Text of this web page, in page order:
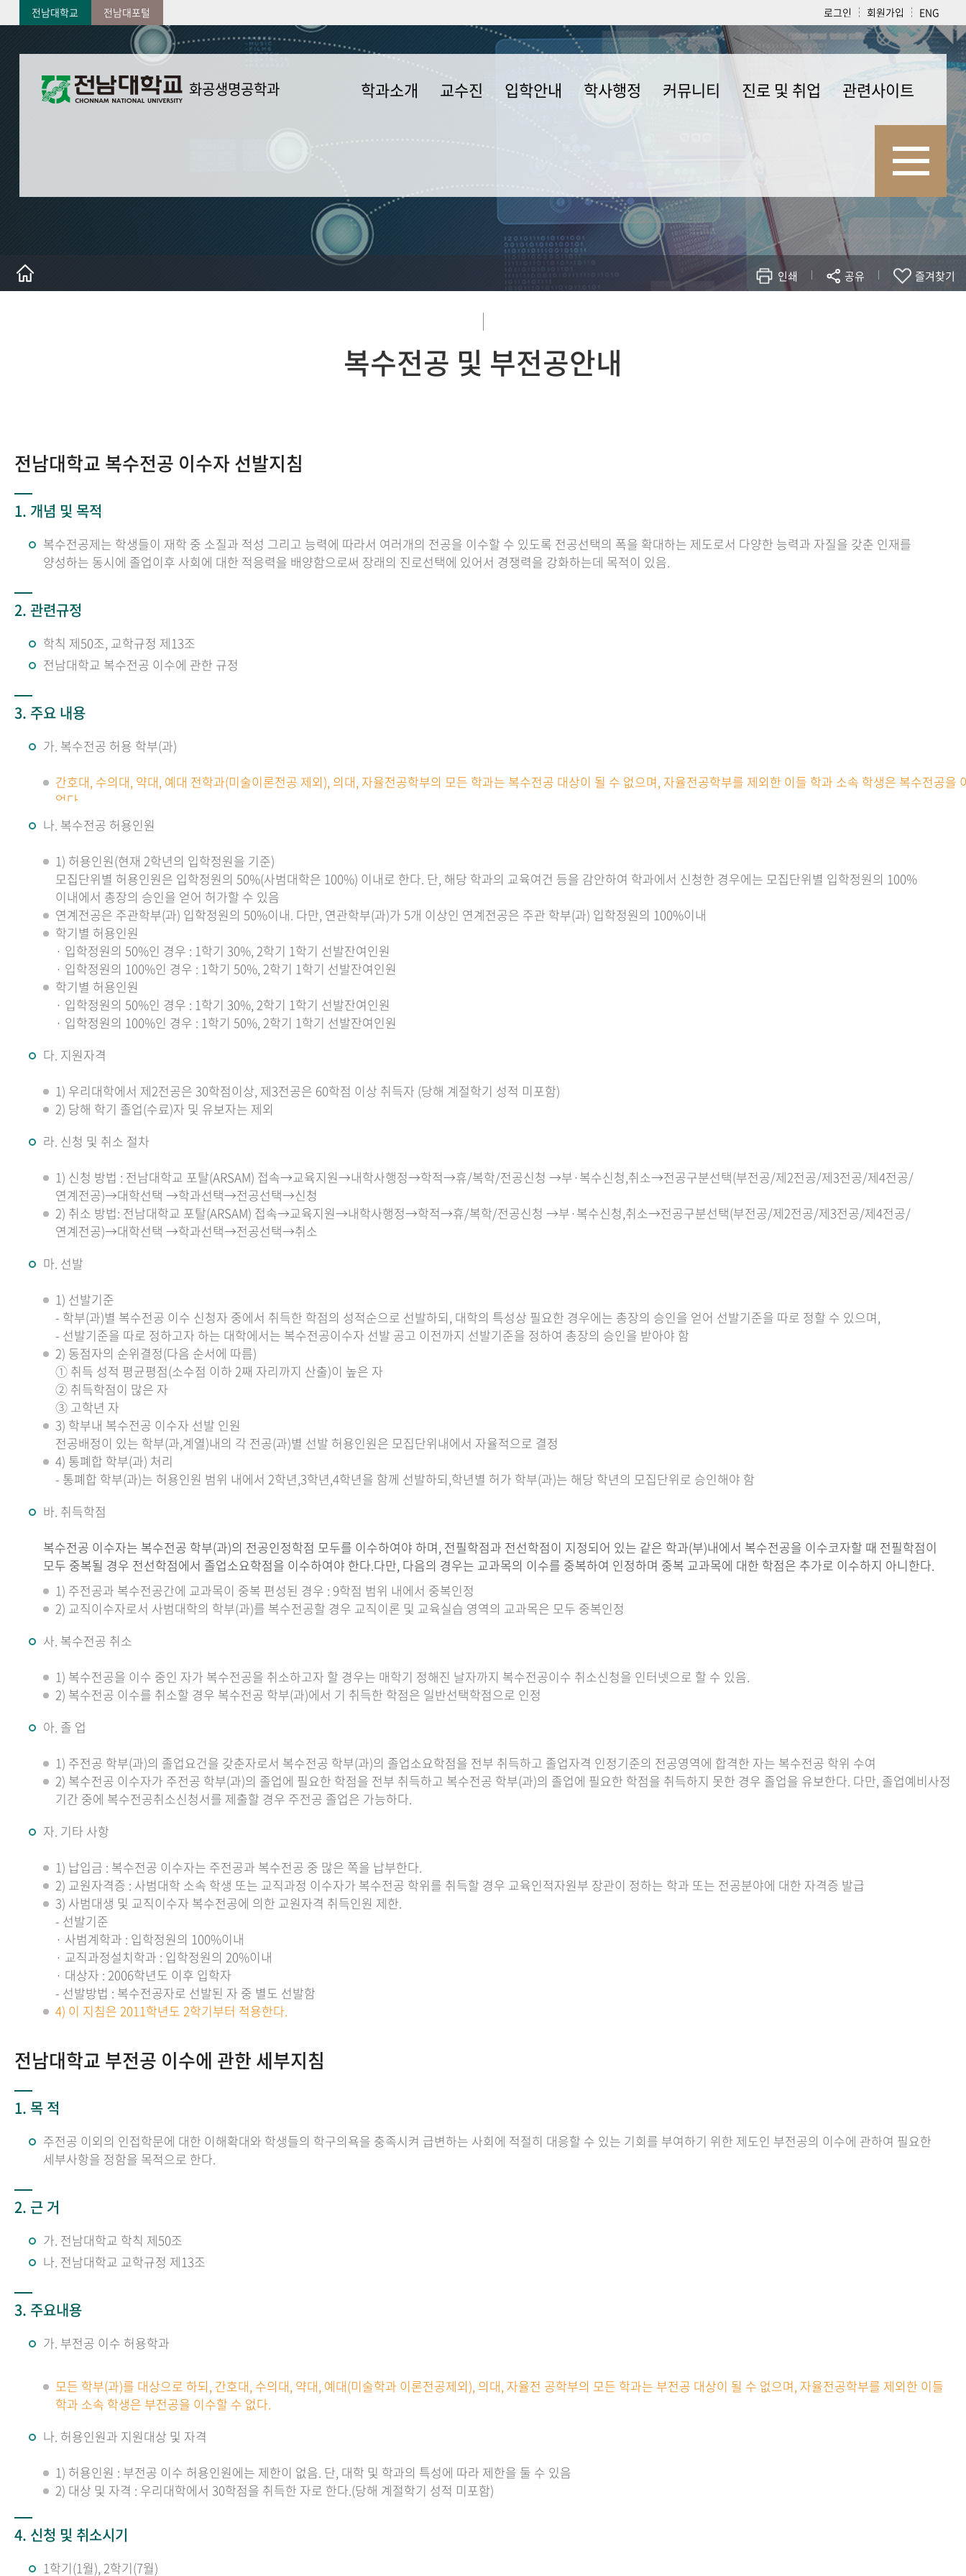
전남대학교 전남대포털 로그인 회원가입 ENG
화공생명공학과 학과소개
학과소개
교수진
교수
입학안내 학사행정
부전공안내
커뮤니티
질문과 답변
진로 및 취업 관련사이트
인쇄 공유 즐겨찾기
복수전공 및 부전공안내
전남대학교 복수전공 이수자 선발지침
1. 개념 및 목적
복수전공제는 학생들이 재학 중 소질과 적성 그리고 능력에 따라서 여러개의 전공을 이수할 수 있도록 전공선택의 폭을 확대하는 제도로서 다양한 능력과 자질을 갖춘 인재를
양성하는 동시에 졸업이후 사회에 대한 적응력을 배양함으로써 장래의 진로선택에 있어서 경쟁력을 강화하는데 목적이 있음.
2. 관련규정
학칙 제50조, 교학규정 제13조
전남대학교 복수전공 이수에 관한 규정
3. 주요 내용
가. 복수전공 허용 학부(과)
간호대, 수의대, 약대, 예대 전학과(미술이론전공 제외), 의대, 자율전공학부의 모든 학과는 복수전공 대상이 될 수 없으며, 자율전공학부를 제외한 이들 학과 소속 학생은 복수전공을
없다.
나. 복수전공 허용인원
1) 허용인원(현재 2학년의 입학정원을 기준)
모집단위별 허용인원은 입학정원의 50%(사범대학은 100%) 이내로 한다. 단, 해당 학과의 교육여건 등을 감안하여 학과에서 신청한 경우에는 모집단위별 입학정원의 100%
이내에서 총장의 승인을 얻어 허가할 수 있음
연계전공은 주관학부(과) 입학정원의 50%이내. 다만, 연관학부(과)가 5개 이상인 연계전공은 주관 학부(과) 입학정원의 100%이내
학기별 허용인원
· 입학정원의 50%인 경우 : 1학기 30%, 2학기 1학기 선발잔여인원
· 입학정원의 100%인 경우 : 1학기 50%, 2학기 1학기 선발잔여인원
학기별 허용인원
· 입학정원의 50%인 경우 : 1학기 30%, 2학기 1학기 선발잔여인원
· 입학정원의 100%인 경우 : 1학기 50%, 2학기 1학기 선발잔여인원
다. 지원자격
1) 우리대학에서 제2전공은 30학점이상, 제3전공은 60학점 이상 취득자 (당해 계절학기 성적 미포함)
2) 당해 학기 졸업(수료)자 및 유보자는 제외
라. 신청 및 취소 절차
1) 신청 방법 : 전남대학교 포탈(ARSAM) 접속→교육지원→내학사행정→학적→휴/복학/전공신청 →부·복수신청,취소→전공구분선택(부전공/제2전공/제3전공/제4전공/
연계전공)→대학선택 →학과선택→전공선택→신청
2) 취소 방법: 전남대학교 포탈(ARSAM) 접속→교육지원→내학사행정→학적→휴/복학/전공신청 →부·복수신청,취소→전공구분선택(부전공/제2전공/제3전공/제4전공/
연계전공)→대학선택 →학과선택→전공선택→취소
마. 선발
1) 선발기준
- 학부(과)별 복수전공 이수 신청자 중에서 취득한 학점의 성적순으로 선발하되, 대학의 특성상 필요한 경우에는 총장의 승인을 얻어 선발기준을 따로 정할 수 있으며,
- 선발기준을 따로 정하고자 하는 대학에서는 복수전공이수자 선발 공고 이전까지 선발기준을 정하여 총장의 승인을 받아야 함
2) 동점자의 순위결정(다음 순서에 따름)
① 취득 성적 평균평점(소수점 이하 2째 자리까지 산출)이 높은 자
② 취득학점이 많은 자
③ 고학년 자
3) 학부내 복수전공 이수자 선발 인원
전공배정이 있는 학부(과,계열)내의 각 전공(과)별 선발 허용인원은 모집단위내에서 자율적으로 결정
4) 통폐합 학부(과) 처리
- 통폐합 학부(과)는 허용인원 범위 내에서 2학년,3학년,4학년을 함께 선발하되,학년별 허가 학부(과)는 해당 학년의 모집단위로 승인해야 함
바. 취득학점
복수전공 이수자는 복수전공 학부(과)의 전공인정학점 모두를 이수하여야 하며, 전필학점과 전선학점이 지정되어 있는 같은 학과(부)내에서 복수전공을 이수코자할 때 전필학점이
모두 중복될 경우 전선학점에서 졸업소요학점을 이수하여야 한다.다만, 다음의 경우는 교과목의 이수를 중복하여 인정하며 중복 교과목에 대한 학점은 추가로 이수하지 아니한다.
1) 주전공과 복수전공간에 교과목이 중복 편성된 경우 : 9학점 범위 내에서 중복인정
2) 교직이수자로서 사범대학의 학부(과)를 복수전공할 경우 교직이론 및 교육실습 영역의 교과목은 모두 중복인정
사. 복수전공 취소
1) 복수전공을 이수 중인 자가 복수전공을 취소하고자 할 경우는 매학기 정해진 날자까지 복수전공이수 취소신청을 인터넷으로 할 수 있음.
2) 복수전공 이수를 취소할 경우 복수전공 학부(과)에서 기 취득한 학점은 일반선택학점으로 인정
아. 졸 업
1) 주전공 학부(과)의 졸업요건을 갖춘자로서 복수전공 학부(과)의 졸업소요학점을 전부 취득하고 졸업자격 인정기준의 전공영역에 합격한 자는 복수전공 학위 수여
2) 복수전공 이수자가 주전공 학부(과)의 졸업에 필요한 학점을 전부 취득하고 복수전공 학부(과)의 졸업에 필요한 학점을 취득하지 못한 경우 졸업을 유보한다. 다만, 졸업예비사정
기간 중에 복수전공취소신청서를 제출할 경우 주전공 졸업은 가능하다.
자. 기타 사항
1) 납입금 : 복수전공 이수자는 주전공과 복수전공 중 많은 쪽을 납부한다.
2) 교원자격증 : 사범대학 소속 학생 또는 교직과정 이수자가 복수전공 학위를 취득할 경우 교육인적자원부 장관이 정하는 학과 또는 전공분야에 대한 자격증 발급
3) 사범대생 및 교직이수자 복수전공에 의한 교원자격 취득인원 제한.
- 선발기준
· 사범계학과 : 입학정원의 100%이내
· 교직과정설치학과 : 입학정원의 20%이내
· 대상자 : 2006학년도 이후 입학자
- 선발방법 : 복수전공자로 선발된 자 중 별도 선발함
4) 이 지침은 2011학년도 2학기부터 적용한다.
전남대학교 부전공 이수에 관한 세부지침
1. 목 적
주전공 이외의 인접학문에 대한 이해확대와 학생들의 학구의욕을 충족시켜 급변하는 사회에 적절히 대응할 수 있는 기회를 부여하기 위한 제도인 부전공의 이수에 관하여 필요한
세부사항을 정함을 목적으로 한다.
2. 근 거
가. 전남대학교 학칙 제50조
나. 전남대학교 교학규정 제13조
3. 주요내용
가. 부전공 이수 허용학과
모든 학부(과)를 대상으로 하되, 간호대, 수의대, 약대, 예대(미술학과 이론전공제외), 의대, 자율전 공학부의 모든 학과는 부전공 대상이 될 수 없으며, 자율전공학부를 제외한 이들
학과 소속 학생은 부전공을 이수할 수 없다.
나. 허용인원과 지원대상 및 자격
1) 허용인원 : 부전공 이수 허용인원에는 제한이 없음. 단, 대학 및 학과의 특성에 따라 제한을 둘 수 있음
2) 대상 및 자격 : 우리대학에서 30학점을 취득한 자로 한다.(당해 계절학기 성적 미포함)
4. 신청 및 취소시기
1학기(1월), 2학기(7월)